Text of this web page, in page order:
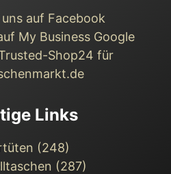
Links
(248)
(287)